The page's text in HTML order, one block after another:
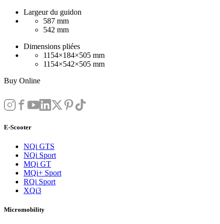
Largeur du guidon
587 mm
542 mm
Dimensions pliées
1154×184×505 mm
1154×542×505 mm
Buy Online
E-Scooter
NQi GTS
NQi Sport
MQi GT
MQi+ Sport
RQi Sport
XQi3
Micromobility